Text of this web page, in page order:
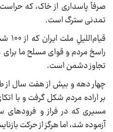
صرفاً پاسداری از خاک، که
تمدنی سترگ است.
راسخ مردم و قوای مسلح ما برای
تجاوز دشمن است.
چهار دهه و بیش از هفت سال از
بر اراده مردم شکل گرفت و با
مسیری که در فراز و فرودهای
آزموده شد، اما هرگز از حرکت